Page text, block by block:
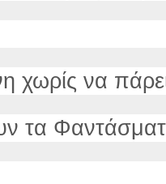
χωρίς να
τα